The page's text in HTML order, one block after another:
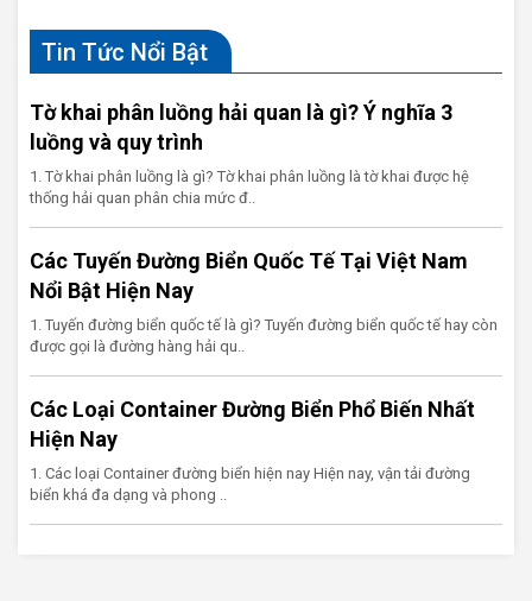
Tin Tức Nổi Bật
Tờ khai phân luồng hải quan là gì? Ý nghĩa 3
luồng và quy trình
1. Tờ khai phân luồng là gì? Tờ khai phân luồng là tờ khai được hệ
thống hải quan phân chia mức đ..
Các Tuyến Đường Biển Quốc Tế Tại Việt Nam
Nổi Bật Hiện Nay
1. Tuyến đường biển quốc tế là gì? Tuyến đường biển quốc tế hay còn
được gọi là đường hàng hải qu..
Các Loại Container Đường Biển Phổ Biến Nhất
Hiện Nay
1. Các loại Container đường biển hiện nay Hiện nay, vận tải đường
biển khá đa dạng và phong ..